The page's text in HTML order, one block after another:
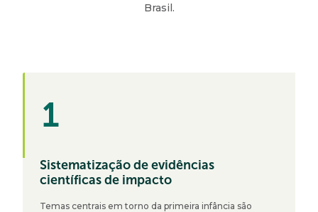
Brasil.
1
Sistematização de evidências
científicas de impacto
Temas centrais em torno da primeira infância são